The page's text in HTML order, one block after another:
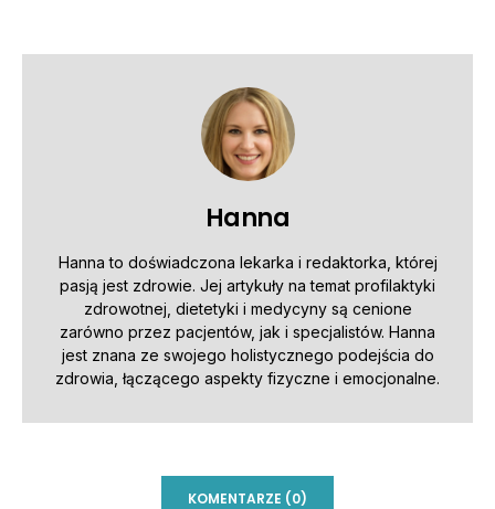
Hanna
Hanna to doświadczona lekarka i redaktorka, której
pasją jest zdrowie. Jej artykuły na temat profilaktyki
zdrowotnej, dietetyki i medycyny są cenione
zarówno przez pacjentów, jak i specjalistów. Hanna
jest znana ze swojego holistycznego podejścia do
zdrowia, łączącego aspekty fizyczne i emocjonalne.
KOMENTARZE (0)